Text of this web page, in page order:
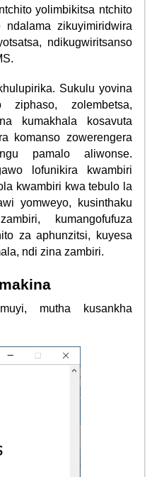
yolimbikitsa ntchito
ndalama zikuyimiridwira
ndikugwiritsanso
Sukulu yovina
ziphaso, zolembetsa,
kumakhala kosavuta
komanso zowerengera
pamalo aliwonse.
lofunikira kwambiri
kwambiri kwa tebulo la
yomweyo, kusinthaku
kumangofufuza
za aphunzitsi, kuyesa
ndi zina zambiri.
mutha kusankha